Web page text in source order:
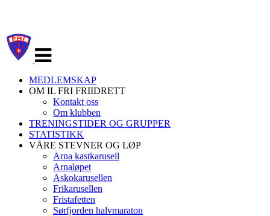
navigasjon
MEDLEMSKAP
OM IL FRI FRIIDRETT
Kontakt oss
Om klubben
TRENINGSTIDER OG GRUPPER
STATISTIKK
VÅRE STEVNER OG LØP
Arna kastkarusell
Arnaløpet
Askokarusellen
Frikarusellen
Fristafetten
Sørfjorden halvmaraton